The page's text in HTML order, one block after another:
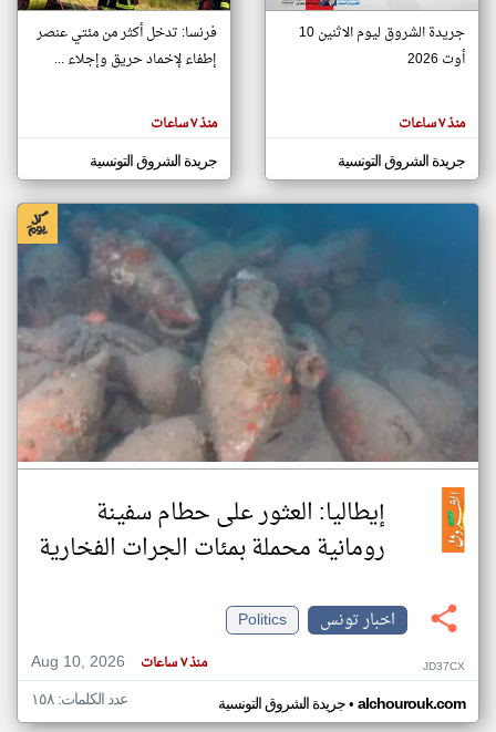
اخبار تونس على مدار الساعة
أهم اخبار تونس العاجلة والمباشرة
المقالات
الموجوده
هنا عن
كاتبيها.
جريدة الشروق ليوم الاثنين 10
أوت 2026
منذ ٧ ساعات
جريدة الشروق التونسية
فرنسا: تدخل أكثر من مئتي عنصر
إطفاء لإخماد حريق وإجلاء ...
منذ ٧ ساعات
جريدة الشروق التونسية
إيطاليا: العثور على حطام سفينة
رومانية محملة بمئات الجرات الفخارية
اخبار تونس
Politics
Aug 10, 2026
منذ ٧ ساعات JD37CX
جريدة الشروق التونسية• alchourouk.com عدد الكلمات: ١٥٨